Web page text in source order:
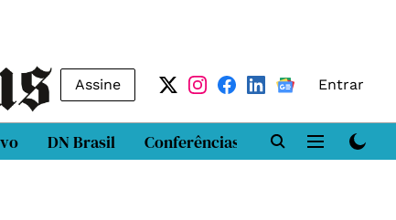
Assine Entrar
DN Brasil Conferências DN LAB